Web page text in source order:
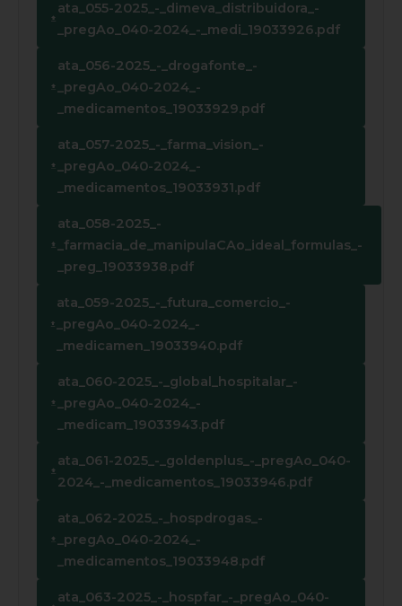
ata_055-2025_-_dimeva_distribuidora_-
_pregAo_040-2024_-_medi_19033926.pdf
ata_056-2025_-_drogafonte_-
_pregAo_040-2024_-
_medicamentos_19033929.pdf
ata_057-2025_-_farma_vision_-
_pregAo_040-2024_-
_medicamentos_19033931.pdf
ata_058-2025_-
_farmacia_de_manipulaCAo_ideal_formulas_-
_preg_19033938.pdf
ata_059-2025_-_futura_comercio_-
_pregAo_040-2024_-
_medicamen_19033940.pdf
ata_060-2025_-_global_hospitalar_-
_pregAo_040-2024_-
_medicam_19033943.pdf
ata_061-2025_-_goldenplus_-_pregAo_040-
2024_-_medicamentos_19033946.pdf
ata_062-2025_-_hospdrogas_-
_pregAo_040-2024_-
_medicamentos_19033948.pdf
ata_063-2025_-_hospfar_-_pregAo_040-